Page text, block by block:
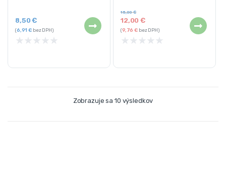
8,50€
(6,91€ bez DPH)
★ ★ ★ ★ ★
12,00€
15,00€
(9,76€ bez DPH)
★ ★ ★ ★ ★
Zobrazuje sa 10 výsledkov